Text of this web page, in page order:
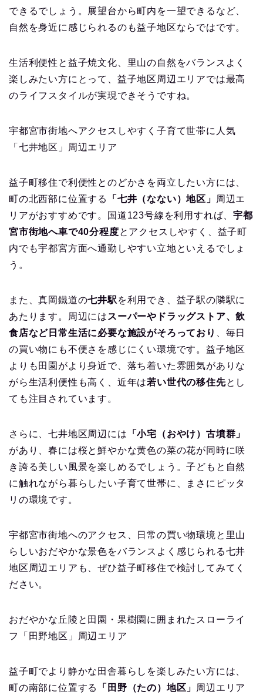
できるでしょう。展望台から町内を一望できるなど、
自然を身近に感じられるのも益子地区ならではです。
生活利便性と益子焼文化、里山の自然をバランスよく
楽しみたい方にとって、益子地区周辺エリアでは最高
のライフスタイルが実現できそうですね。
宇都宮市街地へアクセスしやすく子育て世帯に人気
「七井地区」周辺エリア
益子町移住で利便性とのどかさを両立したい方には、
町の北西部に位置する
「七井（なない）地区」
周辺エ
リアがおすすめです。国道123号線を利用すれば、宇都
宮市街地へ車で40分程度とアクセスしやすく、益子町
内でも宇都宮方面へ通勤しやすい立地といえるでしょ
う。
また、真岡鐵道の七井駅 を利用でき、益子駅の隣駅に
あたります。周辺には スーパーやドラッグストア、飲
食店など日常生活に必要な施設がそろっており
、毎日
の買い物にも不便さを感じにくい環境です。益子地区
よりも田園がより身近で、落ち着いた雰囲気がありな
がら生活利便性も高く、近年は若い世代の移住先とし
ても注目されています。
さらに、七井地区周辺には 「小宅（おやけ）古墳群」
があり、春には桜と鮮やかな黄色の菜の花が同時に咲
き誇る美しい風景を楽しめるでしょう。子どもと自然
に触れながら暮らしたい子育て世帯に、まさにピッタ
リの環境です。
宇都宮市街地へのアクセス、日常の買い物環境と里山
らしいおだやかな景色をバランスよく感じられる七井
地区周辺エリアも、ぜひ益子町移住で検討してみてく
ださい。
おだやかな丘陵と田園・果樹園に囲まれたスローライ
フ「田野地区」周辺エリア
益子町でより静かな田舎暮らしを楽しみたい方には、
町の南部に位置する
「田野（たの）地区」 周辺エリア